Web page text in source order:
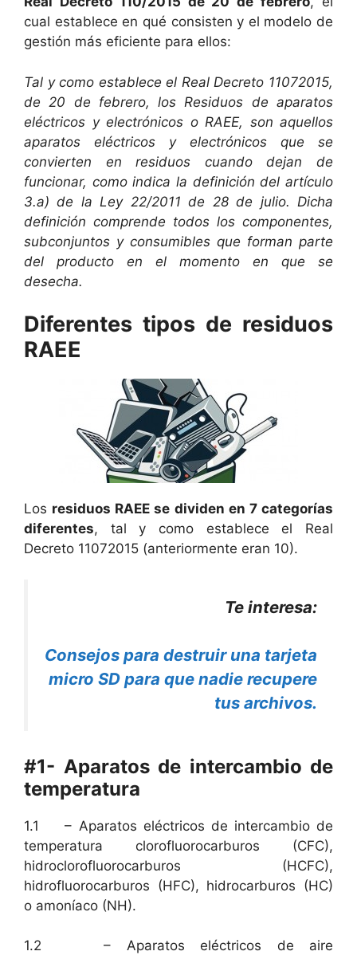
cual establece en qué consisten y el modelo de
gestión más eficiente para ellos:
Tal y como establece el Real Decreto 11072015,
de 20 de febrero, los Residuos de aparatos
eléctricos y electrónicos o RAEE, son aquellos
aparatos eléctricos y electrónicos que se
convierten en residuos cuando dejan de
funcionar, como indica la definición del artículo
3.a) de la Ley 22/2011 de 28 de julio. Dicha
definición comprende todos los componentes,
subconjuntos y consumibles que forman parte
del producto en el momento en que se
desecha.
Diferentes tipos de residuos
RAEE
Los residuos RAEE se dividen en 7 categorías
diferentes, tal y como establece el Real
Decreto 11072015 (anteriormente eran 10).
Te interesa:
Consejos para destruir una tarjeta
micro SD para que nadie recupere
tus archivos.
#1- Aparatos de intercambio de
temperatura
1.1 – Aparatos eléctricos de intercambio de
temperatura clorofluorocarburos (CFC),
hidroclorofluorocarburos (HCFC),
hidrofluorocarburos (HFC), hidrocarburos (HC)
o amoníaco (NH).
1.2 – Aparatos eléctricos de aire